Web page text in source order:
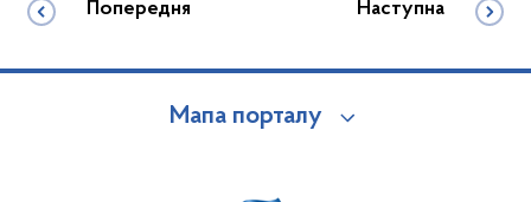
Попередня Наступна
Мапа порталу